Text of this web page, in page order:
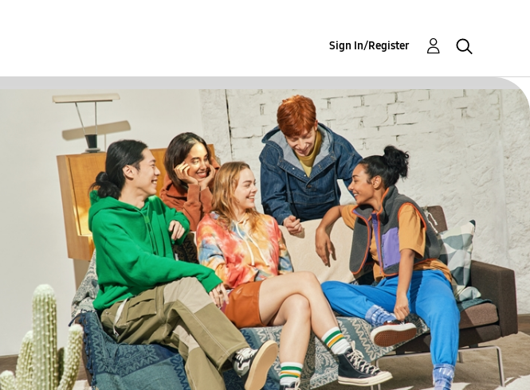
Sign In/Register